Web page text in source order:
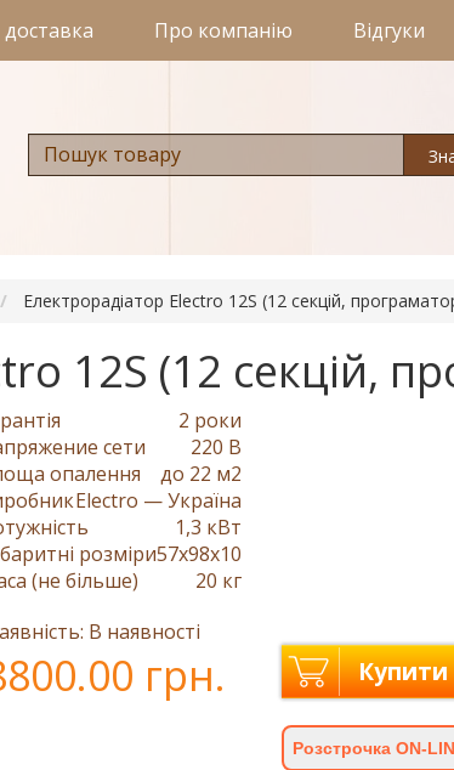
Про компанію Відгуки
Електрорадіатор Electro 12S (12 секцій,
12S (12 секцій,
2 роки
сети
220 В
опалення
до 22 м2
Electro — Україна
1,3 кВт
розміри57x98x10
(не більше)
20 кг
В наявності
грн. Купити
Розстрочка ON-